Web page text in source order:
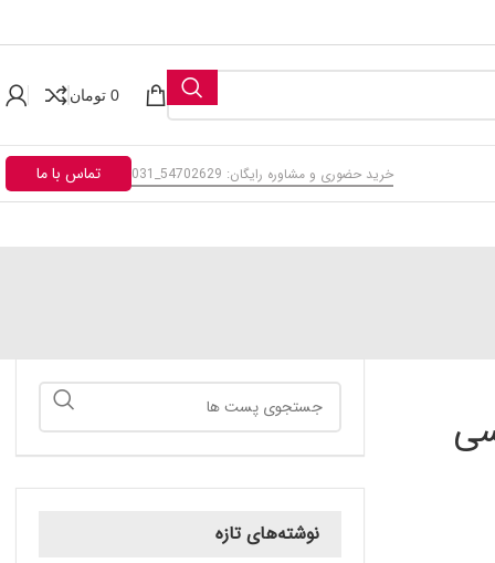
0 تومان
خرید حضوری و مشاوره رایگان: 54702629_031 تماس با ما
نوشته‌های تازه